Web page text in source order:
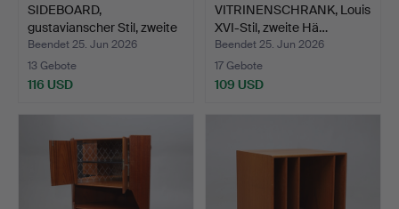
SIDEBOARD,
gustavianscher Stil, zweite
Häl…
Beendet 25. Jun 2026
13 Gebote
116 USD
VITRINENSCHRANK, Louis
XVI-Stil, zweite Hä…
Beendet 25. Jun 2026
17 Gebote
109 USD